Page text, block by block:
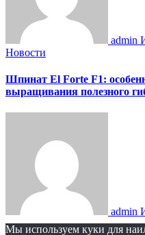
admin
Новости
Шпинат El Forte F1:
выращивания полезного
admin
Мы используем куки для